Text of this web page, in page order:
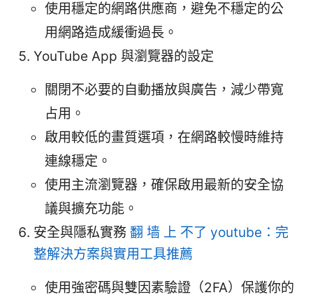
使用穩定的網路供應商，避免不穩定的公
用網路造成緩衝過長。
YouTube App 與瀏覽器的設定
關閉不必要的自動播放與廣告，減少帶寬
占用。
啟用較低的畫質選項，在網路較慢時維持
連線穩定。
使用主流瀏覽器，確保啟用最新的安全協
議與擴充功能。
安全與隱私實務 翻 墙 上 不了 youtube：完
整解決方案與實用工具推薦
使用強密碼與雙因素驗證（2FA）保護你的